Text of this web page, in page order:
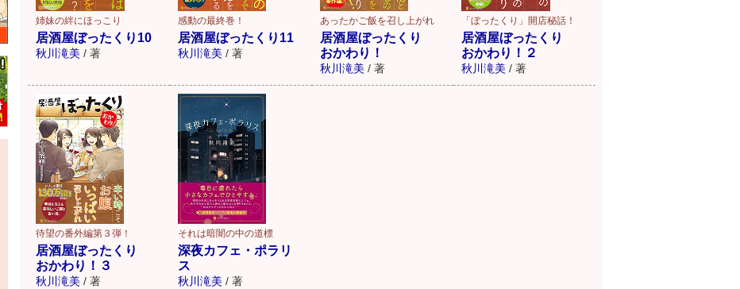
姉妹の絆にほっこり
居酒屋ぼったくり10
秋川滝美 / 著
感動の最終巻！
居酒屋ぼったくり11
秋川滝美 / 著
あったかご飯を召し上がれ
居酒屋ぼったくり
おかわり！
秋川滝美 / 著
「ぼったくり」開店秘話！
居酒屋ぼったくり
おかわり！２
秋川滝美 / 著
待望の番外編第３弾！
居酒屋ぼったくり
おかわり！３
秋川滝美 / 著
それは暗闇の中の道標
深夜カフェ・ポラリ
ス
秋川滝美 / 著